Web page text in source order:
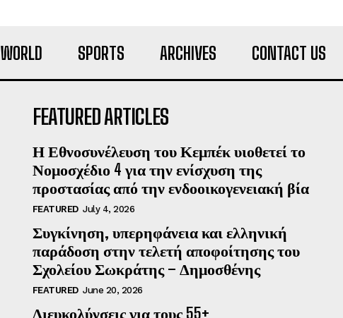
WORLD SPORTS ARCHIVES CONTACT US
FEATURED ARTICLES
Η Εθνοσυνέλευση του Κεμπέκ υιοθετεί το
Νομοσχέδιο 4 για την ενίσχυση της
προστασίας από την ενδοοικογενειακή βία
FEATURED July 4, 2026
Συγκίνηση, υπερηφάνεια και ελληνική
παράδοση στην τελετή αποφοίτησης του
Σχολείου Σωκράτης – Δημοσθένης
FEATURED June 20, 2026
Διευκολύνσεις για τους 55+